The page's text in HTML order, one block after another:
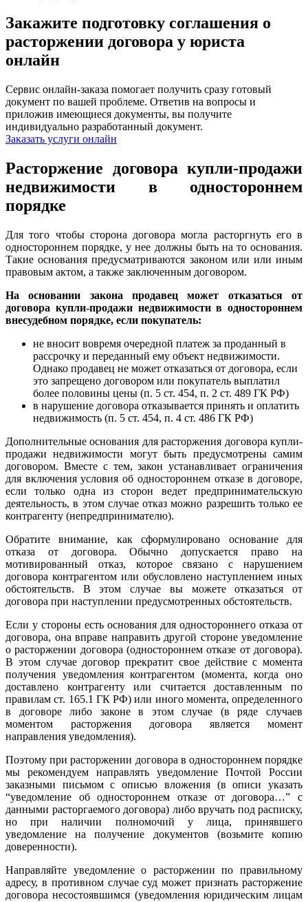
Закажите подготовку соглашения о
расторжении договора у юриста
онлайн
Сервис онлайн-заказа помогает получить сразу готовый
документ по вашей проблеме. Ответив на вопросы и
приложив имеющиеся документы, вы получите
индивидуально разработанный документ.
Заказать услуги онлайн
Расторжение договора купли-продажи
недвижимости в одностороннем
порядке
Для того чтобы сторона договора могла расторгнуть его в
одностороннем порядке, у нее должны быть на то основания.
Такие основания предусматриваются законом или или иным
правовым актом, а также заключенным договором.
На основании закона продавец может отказаться от
договора купли-продажи недвижимости в одностороннем
внесудебном порядке, если покупатель:
не вносит вовремя очередной платеж за проданный в
рассрочку и переданный ему объект недвижимости.
Однако продавец не может отказаться от договора, если
это запрещено договором или покупатель выплатил
более половины цены (п. 5 ст. 454, п. 2 ст. 489 ГК РФ)
в нарушение договора отказывается принять и оплатить
недвижимость (п. 5 ст. 454, п. 4 ст. 486 ГК РФ)
Дополнительные основания для расторжения договора купли-
продажи недвижимости могут быть предусмотрены самим
договором. Вместе с тем, закон устанавливает ограничения
для включения условия об одностороннем отказе в договоре,
если только одна из сторон ведет предпринимательскую
деятельность, в этом случае отказ можно разрешить только ее
контрагенту (непредпринимателю).
Обратите внимание, как сформулировано основание для
отказа от договора. Обычно допускается право на
мотивированный отказ, которое связано с нарушением
договора контрагентом или обусловлено наступлением иных
обстоятельств. В этом случае вы можете отказаться от
договора при наступлении предусмотренных обстоятельств.
Если у стороны есть основания для одностороннего отказа от
договора, она вправе направить другой стороне уведомление
о расторжении договора (одностороннем отказе от договора).
В этом случае договор прекратит свое действие с момента
получения уведомления контрагентом (момента, когда оно
доставлено контрагенту или считается доставленным по
правилам ст. 165.1 ГК РФ) или иного момента, определенного
в договоре либо законе в этом случае (в ряде случаев
моментом расторжения договора является момент
направления уведомления).
Поэтому при расторжении договора в одностороннем порядке
мы рекомендуем направлять уведомление Почтой России
заказными письмом с описью вложения (в описи указать
“уведомление об одностороннем отказе от договора…” с
данными расторгаемого договора) либо вручать под расписку,
но при наличии полномочий у лица, принявшего
уведомление на получение документов (возьмите копию
доверенности).
Направляйте уведомление о расторжении по правильному
адресу, в противном случае суд может признать расторжение
договора несостоявшимся (уведомления юридическим лицам